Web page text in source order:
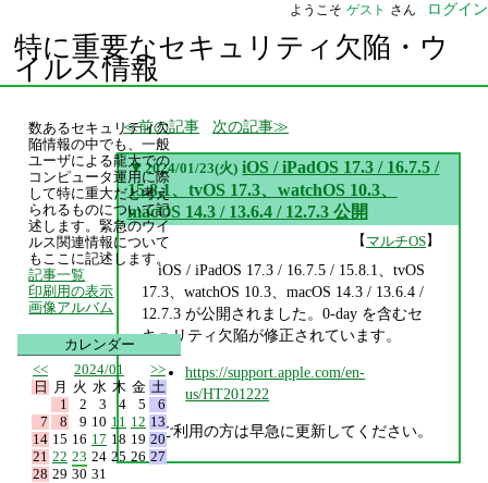
ようこそ ゲスト さん ログイン
特に重要なセキュリティ欠陥・ウ
イルス情報
前の記事 次の記事
▼ 2024/01/23(火) iOS / iPadOS 17.3 / 16.7.5 /
15.8.1、tvOS 17.3、watchOS 10.3、
macOS 14.3 / 13.6.4 / 12.7.3 公開
【マルチOS】
iOS / iPadOS 17.3 / 16.7.5 / 15.8.1、tvOS
17.3、watchOS 10.3、macOS 14.3 / 13.6.4 /
12.7.3 が公開されました。0-day を含むセ
キュリティ欠陥が修正されています。
https://support.apple.com/en-
us/HT201222
ご利用の方は早急に更新してください。
数あるセキュリティ欠
陥情報の中でも、一般
ユーザによる龍大での
コンピュータ運用に際
して特に重大だと考え
られるものについて記
述します。緊急のウイ
ルス関連情報について
もここに記述します。
記事一覧
印刷用の表示
画像アルバム
カレンダー
<<
2024/01
>>
日
月 火 水 木 金 土
1
2 3 4 5
6
7
8 9 10 11 12 13
14 15 16 17 18 19 20
21 22 23 24 25 26 27
28 29 30 31